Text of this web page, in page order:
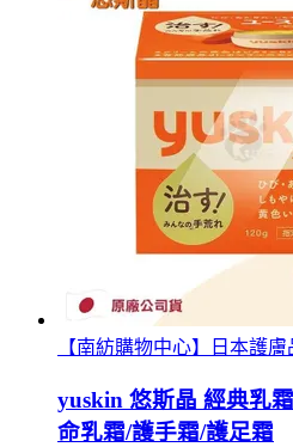
【南紡購物中心】日本護
yuskin 悠斯晶 經典乳
命乳霜/護手霜/護足霜